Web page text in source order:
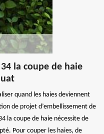
la coupe de haie
quand les haies deviennent
de projet d’embellissement de
la coupe de haie nécessite de
Pour couper les haies, de